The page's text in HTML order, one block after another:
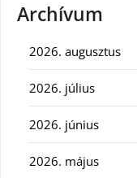
Archívum
2026. augusztus
2026. július
2026. június
2026. május